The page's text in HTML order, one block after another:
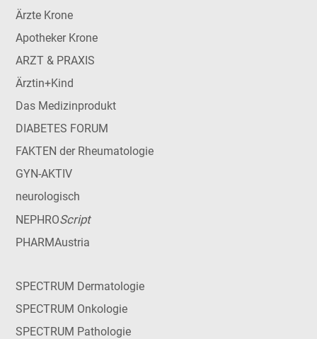
Ärzte Krone
Apotheker Krone
ARZT & PRAXIS
Ärztin+Kind
Das Medizinprodukt
DIABETES FORUM
FAKTEN der Rheumatologie
GYN-AKTIV
neurologisch
NEPHROScript
PHARMAustria
SPECTRUM Dermatologie
SPECTRUM Onkologie
SPECTRUM Pathologie